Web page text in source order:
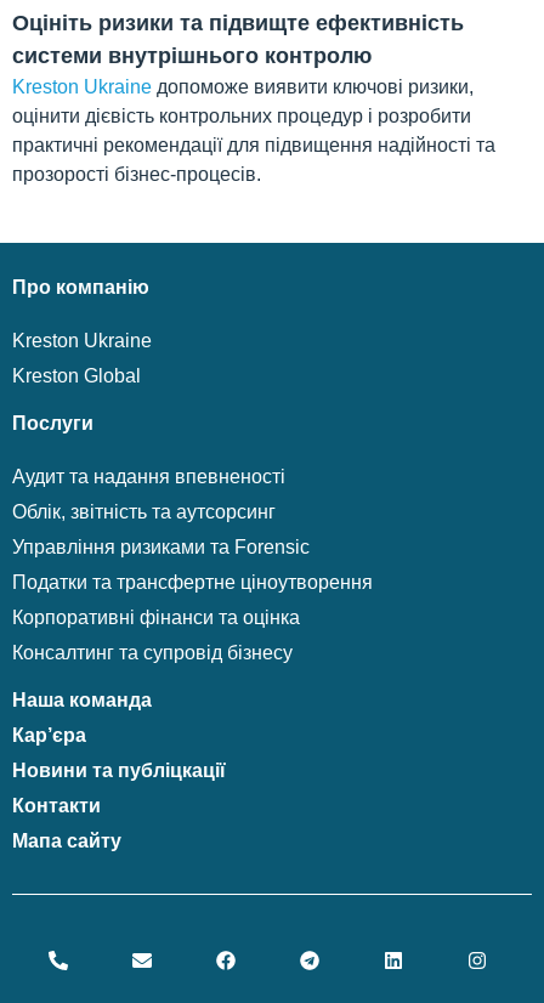
Оцініть ризики та підвищте ефективність
системи внутрішнього контролю
Kreston Ukraine допоможе виявити ключові ризики,
оцінити дієвість контрольних процедур і розробити
практичні рекомендації для підвищення надійності та
прозорості бізнес-процесів.
Про компанію
Kreston Ukraine
Kreston Global
Послуги
Аудит та надання впевненості
Облік, звітність та аутсорсинг
Управління ризиками та Forensic
Податки та трансфертне ціноутворення
Корпоративні фінанси та оцінка
Консалтинг та супровід бізнесу
Наша команда
Кар’єра
Новини та публіцкації
Контакти
Мапа сайту